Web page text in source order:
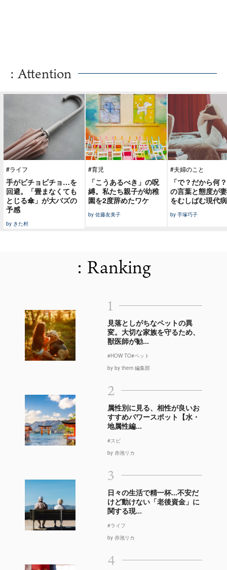
: Attention
#ライフ
手がビチョビチョ…を
回避。「畳まなくても
とじる傘」が大バズの
予感
by きた村
#育児
「こうあるべき」の呪
縛。私たち親子が幼稚
園を2度辞めたワケ
by 佐藤友美子
#夫婦のこと
「で？だから何
の言葉と態度が
をむしばむ現代病
by 手塚巧子
: Ranking
1
見落としがちなペットの異
変。大切な家族を守るため、
獣医師が勧...
#HOW TO#ペット
by by them 編集部
2
属性別に見る、相性が良いお
すすめパワースポット【水・
地属性編...
#スピ
by 赤池リカ
3
日々の生活で精一杯…不安だ
けど動けない「老後資金」に
関する現...
#ライフ
by 赤池リカ
4